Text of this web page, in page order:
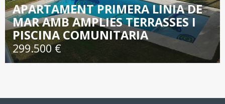
APARTAMENT PRIMERA LINIA DE
MAR AMB AMPLIES TERRASSES I
PISCINA COMUNITARIA
299.500 €